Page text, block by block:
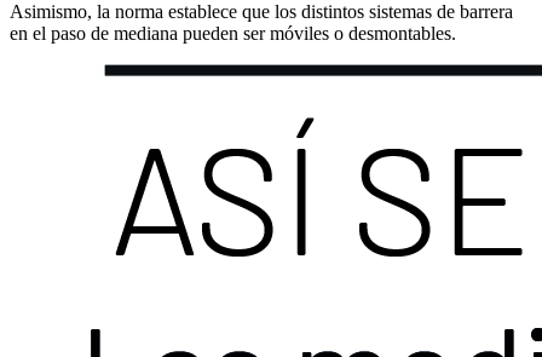
Asimismo, la norma establece que los distintos sistemas de barrera
en el paso de mediana pueden ser móviles o desmontables.